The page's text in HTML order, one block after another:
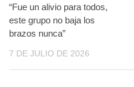
“Fue un alivio para todos,
este grupo no baja los
brazos nunca”
7 DE JULIO DE 2026